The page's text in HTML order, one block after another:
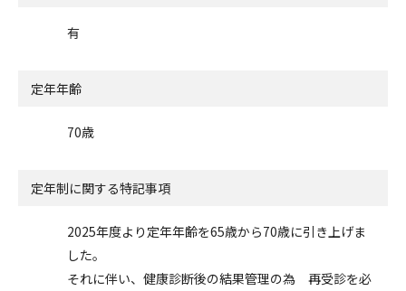
有
定年年齢
70歳
定年制に関する特記事項
2025年度より定年年齢を65歳から70歳に引き上げま
した。
それに伴い、健康診断後の結果管理の為 再受診を必